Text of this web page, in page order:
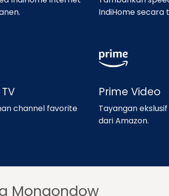
IndiHome secara
channel favorite
Prime Video
Tayangan
dari Amazon.
Mongondow